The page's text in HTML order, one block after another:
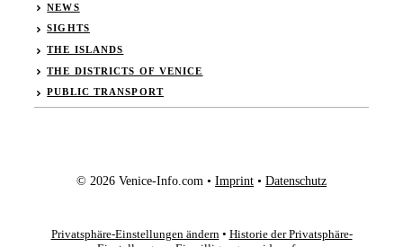
NEWS
SIGHTS
THE ISLANDS
THE DISTRICTS OF VENICE
PUBLIC TRANSPORT
© 2026 Venice-Info.com • Imprint • Datenschutz
Privatsphäre-Einstellungen ändern • Historie der Privatsphäre-